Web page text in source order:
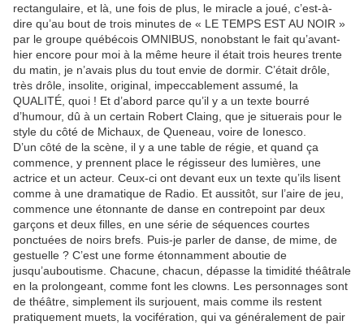
rectangulaire, et là, une fois de plus, le miracle a joué, c’est-à-
dire qu’au bout de trois minutes de « LE TEMPS EST AU NOIR »
par le groupe québécois OMNIBUS, nonobstant le fait qu’avant-
hier encore pour moi à la même heure il était trois heures trente
du matin, je n’avais plus du tout envie de dormir. C’était drôle,
très drôle, insolite, original, impeccablement assumé, la
QUALITÉ, quoi ! Et d’abord parce qu’il y a un texte bourré
d’humour, dû à un certain Robert Claing, que je situerais pour le
style du côté de Michaux, de Queneau, voire de Ionesco.
D’un côté de la scène, il y a une table de régie, et quand ça
commence, y prennent place le régisseur des lumières, une
actrice et un acteur. Ceux-ci ont devant eux un texte qu’ils lisent
comme à une dramatique de Radio. Et aussitôt, sur l’aire de jeu,
commence une étonnante de danse en contrepoint par deux
garçons et deux filles, en une série de séquences courtes
ponctuées de noirs brefs. Puis-je parler de danse, de mime, de
gestuelle ? C’est une forme étonnamment aboutie de
jusqu’auboutisme. Chacune, chacun, dépasse la timidité théâtrale
en la prolongeant, comme font les clowns. Les personnages sont
de théâtre, simplement ils surjouent, mais comme ils restent
pratiquement muets, la vocifération, qui va généralement de pair